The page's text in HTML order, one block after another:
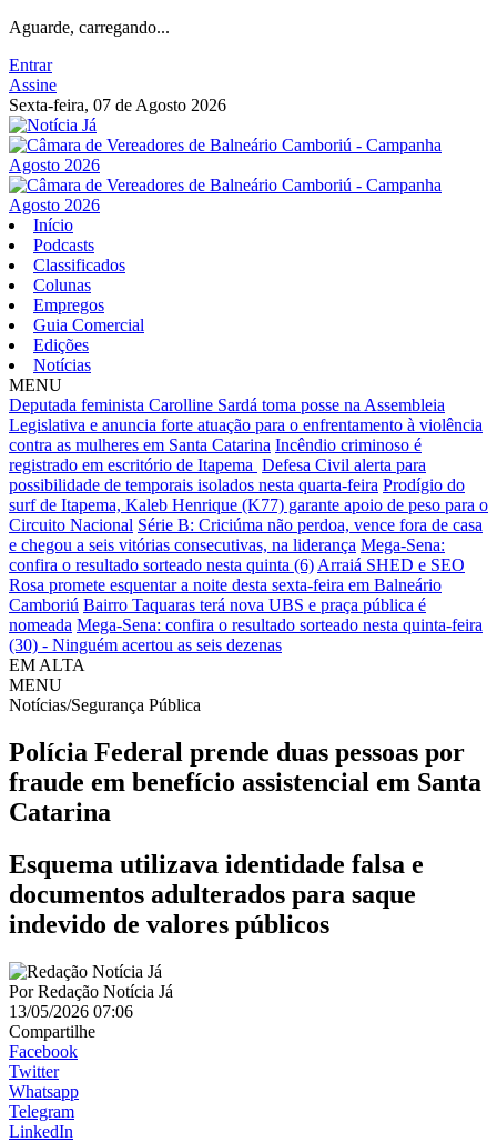
Aguarde, carregando...
Entrar
Assine
Sexta-feira, 07 de Agosto 2026
Início
Podcasts
Classificados
Colunas
Empregos
Guia Comercial
Edições
Notícias
MENU
Deputada feminista Carolline Sardá toma posse na Assembleia
Legislativa e anuncia forte atuação para o enfrentamento à violência
contra as mulheres em Santa Catarina Incêndio criminoso é
registrado em escritório de Itapema Defesa Civil alerta para
possibilidade de temporais isolados nesta quarta-feira Prodígio do
surf de Itapema, Kaleb Henrique (K77) garante apoio de peso para o
Circuito Nacional Série B: Criciúma não perdoa, vence fora de casa
e chegou a seis vitórias consecutivas, na liderança Mega-Sena:
confira o resultado sorteado nesta quinta (6) Arraiá SHED e SEO
Rosa promete esquentar a noite desta sexta-feira em Balneário
Camboriú Bairro Taquaras terá nova UBS e praça pública é
nomeada Mega-Sena: confira o resultado sorteado nesta quinta-feira
(30) - Ninguém acertou as seis dezenas
EM ALTA
MENU
Notícias/Segurança Pública
Polícia Federal prende duas pessoas por
fraude em benefício assistencial em Santa
Catarina
Esquema utilizava identidade falsa e
documentos adulterados para saque
indevido de valores públicos
PorRedação Notícia Já
13/05/2026 07:06
Compartilhe
Facebook
Twitter
Whatsapp
Telegram
LinkedIn